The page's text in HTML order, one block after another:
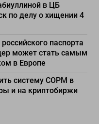
в ЦБ
по делу о хищении 4
паспорта
может стать самым
в Европе
систему СОРМ в
и на криптобиржи